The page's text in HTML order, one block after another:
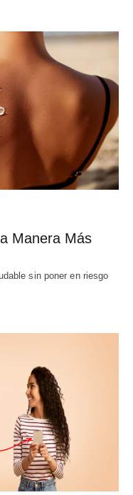
Manera Más
sin poner en riesgo